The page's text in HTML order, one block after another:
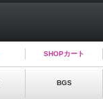
SHOPカート
BGS